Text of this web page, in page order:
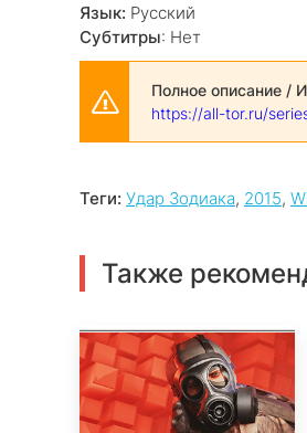
Язык: Русский
Cубтитры: Нет
Полное описание /
https://all-tor.ru/
Теги: Удар Зодиака, 2015,
Также